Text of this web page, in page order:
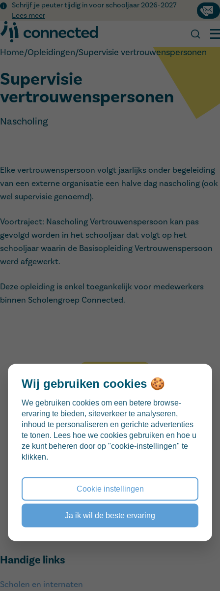
Schrijf je peuter tijdig in voor schooljaar 2026-2027
Lees meer
Scholen en internaten
Zoek jouw school
Jouw schoolloopbaan
Naar het secundair onderwijs
Duaal leren
Inschrijven
Nieuws
Over ons
Home/Opleidingen/Supervisie vertrouwenspersonen
Supervisie
vertrouwenspersonen
Nascholing
Elke vertrouwenspersoon volgt jaarlijks onder begeleiding
van een externe organisatie een halve dag nascholing (ook
wel supervisie genoemd).
Voortraject: Nascholing Vertrouwenspersoon kan pas
gevolgd worden in het schooljaar dat volgt op het
schooljaar waarin de Basisopleiding Vertrouwenspersoon
werd afgewerkt.
Deze opleiding is enkel toegankelijk voor medewerkers
binnen Scholengroep Connected.
Waar
Internaat OLVP, Zuidstraat 3, 9050 Ledeberg
Wanneer
15 oktober 2026
08:30-12:30
Traject
Delen via:
Handige links
Scholen en internaten
Wij gebruiken cookies 🍪
We gebruiken cookies om een betere browse-
ervaring te bieden, siteverkeer te analyseren,
inhoud te personaliseren en gerichte advertenties
te tonen. Lees hoe we cookies gebruiken en hoe u
ze kunt beheren door op "cookie-instellingen" te
klikken.
Cookie instellingen
Ja ik wil de beste ervaring